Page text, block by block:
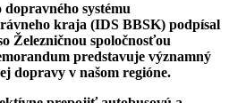
systému
kraja (IDS BBSK) podpísal
Železničnou spoločnosťou
predstavuje významný
dopravy v našom regióne.